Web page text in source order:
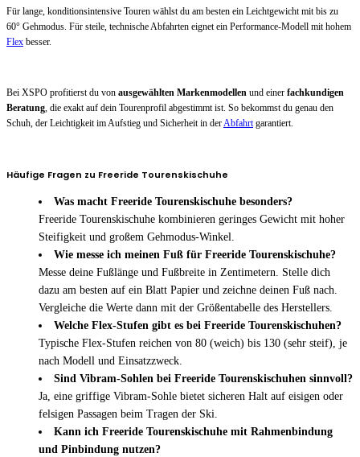
Für lange, konditionsintensive Touren wählst du am besten ein Leichtgewicht mit bis zu
60° Gehmodus. Für steile, technische Abfahrten eignet ein Performance-Modell mit hohem
Flex besser.
Bei XSPO profitierst du von ausgewählten Markenmodellen und einer fachkundigen
Beratung , die exakt auf dein Tourenprofil abgestimmt ist. So bekommst du genau den
Schuh, der Leichtigkeit im Aufstieg und Sicherheit in der Abfahrt garantiert.
Häufige Fragen zu Freeride Tourenskischuhe
Was macht Freeride Tourenskischuhe besonders?
Freeride Tourenskischuhe kombinieren geringes Gewicht mit hoher
Steifigkeit und großem Gehmodus-Winkel.
Wie messe ich meinen Fuß für Freeride Tourenskischuhe?
Messe deine Fußlänge und Fußbreite in Zentimetern. Stelle dich
dazu am besten auf ein Blatt Papier und zeichne deinen Fuß nach.
Vergleiche die Werte dann mit der Größentabelle des Herstellers.
Welche Flex-Stufen gibt es bei Freeride Tourenskischuhen?
Typische Flex-Stufen reichen von 80 (weich) bis 130 (sehr steif), je
nach Modell und Einsatzzweck.
Sind Vibram-Sohlen bei Freeride Tourenskischuhen sinnvoll?
Ja, eine griffige Vibram-Sohle bietet sicheren Halt auf eisigen oder
felsigen Passagen beim Tragen der Ski.
Kann ich Freeride Tourenskischuhe mit Rahmenbindung
und Pinbindung nutzen?